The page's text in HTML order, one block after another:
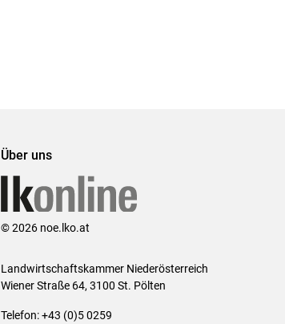
Über uns
© 2026 noe.lko.at
Landwirtschaftskammer Niederösterreich
Wiener Straße 64, 3100 St. Pölten
Telefon: +43 (0)5 0259